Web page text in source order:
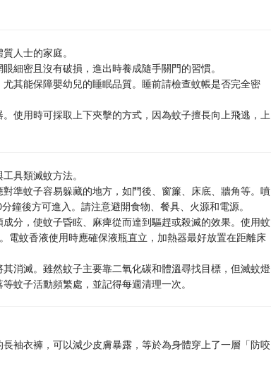
人士的家庭。
細密且沒有破損，進出時養成隨手關門的習慣。
其能保障嬰幼兒的睡眠品質。睡前請檢查蚊帳是否完全密
使用時可採取上下夾擊的方式，因為蚊子擅長向上飛逃，上
具類滅蚊方法。
準蚊子容易躲藏的地方，如門後、窗簾、床底、牆角等。噴
鐘後方可進入。請注意避開食物、餐具、火源和電源。
分，使蚊子昏眩、麻痺從而達到驅趕或殺滅的效果。使用蚊
電蚊香液使用時應確保液瓶直立，加熱器最好放置在距離床
消滅。雖然蚊子主要靠二氧化碳和體溫尋找目標，但滅蚊燈
蚊子活動頻繁處，並記得每週清理一次。
袖衣褲，可以減少皮膚暴露，等於為身體穿上了一層「防咬